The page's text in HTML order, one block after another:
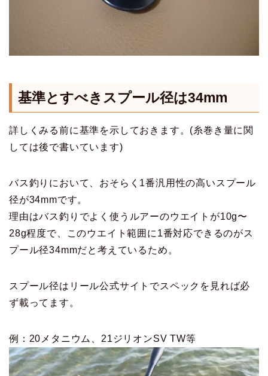
基準とすべきスプール径は34mm
詳しくみる前に基準を示しておきます。(糸巻き量に関
しては後で書いています)
バス釣りにおいて、おそらく1番汎用性の高いスプール
径が34mmです。
理由はバス釣りでよく使うルアーのウエイトが10g〜
28g程度で、このウエイト範囲に1番対応できるのがス
プール径34mmだと考えているため。
スプール径はリール公式サイトでスペックを見れば必
ず載ってます。
例：20メタニウム、21ジリオンSV TW等